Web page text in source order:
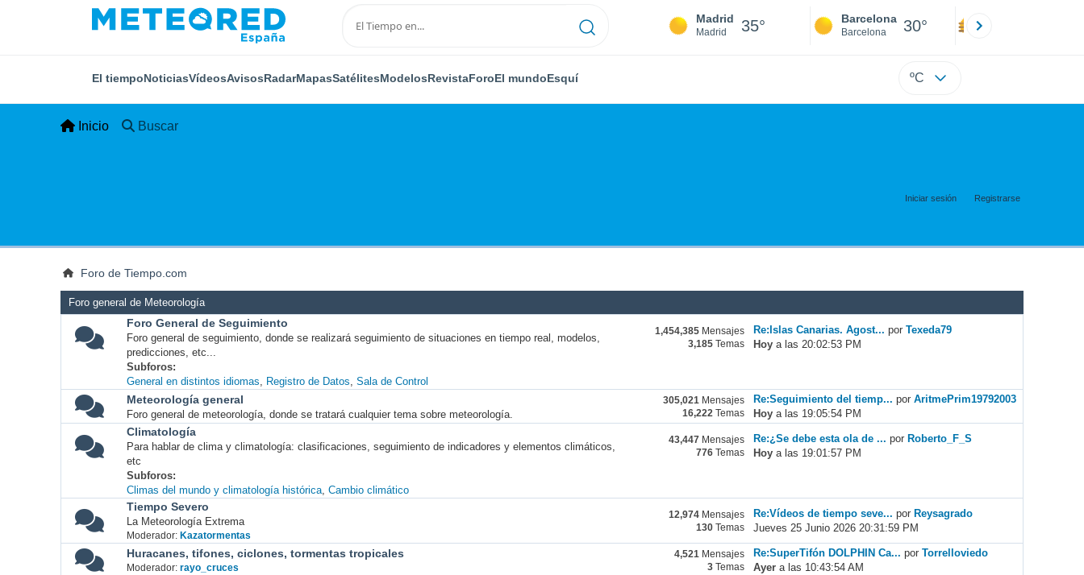
Madrid
Madrid 35° Barcelona
Barcelona 30°
El tiempoNoticiasVídeosAvisosRadarMapasSatélitesModelosRevistaForoEl mundoEsquí ºC
Inicio Buscar
Iniciar sesión Registrarse
Foro de Tiempo.com
Foro general de Meteorología
Foro General de Seguimiento
Foro general de seguimiento, donde se realizará seguimiento de situaciones en tiempo real, modelos,
predicciones, etc...
1,454,385 Mensajes
3,185 Temas
Re:Islas Canarias. Agost... porTexeda79
Hoy a las 20:02:53 PM
Subforos
General en distintos idiomas
Registro de Datos Sala de Control
Meteorología general
Foro general de meteorología, donde se tratará cualquier tema sobre meteorología.
305,021 Mensajes
16,222 Temas
Re:Seguimiento del tiemp... porAritmePrim19792003
Hoy a las 19:05:54 PM
Climatología
Para hablar de clima y climatología: clasificaciones, seguimiento de indicadores y elementos climáticos,
etc
43,447 Mensajes
776 Temas
Re:¿Se debe esta ola de ... por Roberto_F_S
Hoy a las 19:01:57 PM
Subforos
Climas del mundo y climatología histórica Cambio climático
Tiempo Severo
La Meteorología Extrema
Moderador: Kazatormentas
12,974 Mensajes
130 Temas
Re:Vídeos de tiempo seve... porReysagrado
Jueves 25 Junio 2026 20:31:59 PM
Huracanes, tifones, ciclones, tormentas tropicales
Moderador: rayo_cruces
4,521 Mensajes
3 Temas
Re:SuperTifón DOLPHIN Ca... porTorrelloviedo
Ayer a las 10:43:54 AM